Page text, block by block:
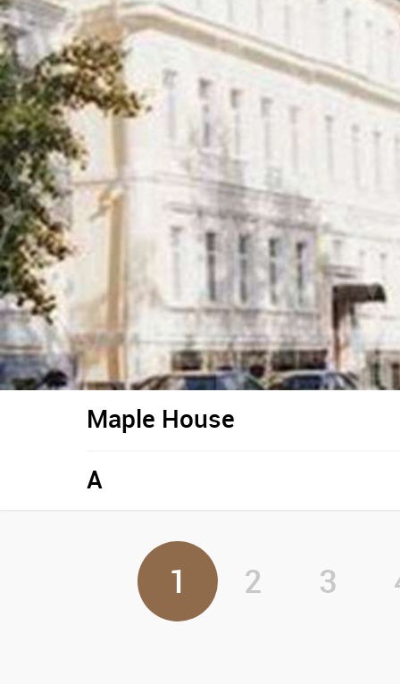
Maple House
A
1 2 3